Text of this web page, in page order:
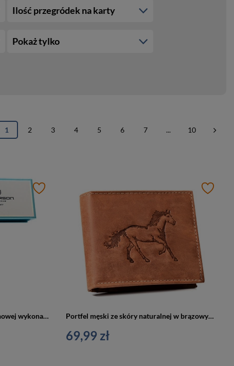
Ilość przegródek na karty
Pokaż tylko
1
2 3 4 5 6 7 ... 10
Beżowy portfel w orientacji pionowej wykonany ze skóry naturalnej i ekologicznej ze wzorem w plecionkę - Peterson Portfel męski ze skóry naturalnej w brązowym kolorze, model bez zapięcia zewnętrznego - Always Wild
69,99 zł